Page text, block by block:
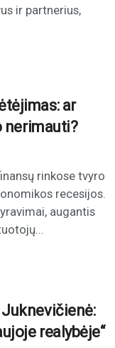
ir partnerius,
ar
nerimauti?
rinkose tvyro
recesijos.
augantis
realybėje“